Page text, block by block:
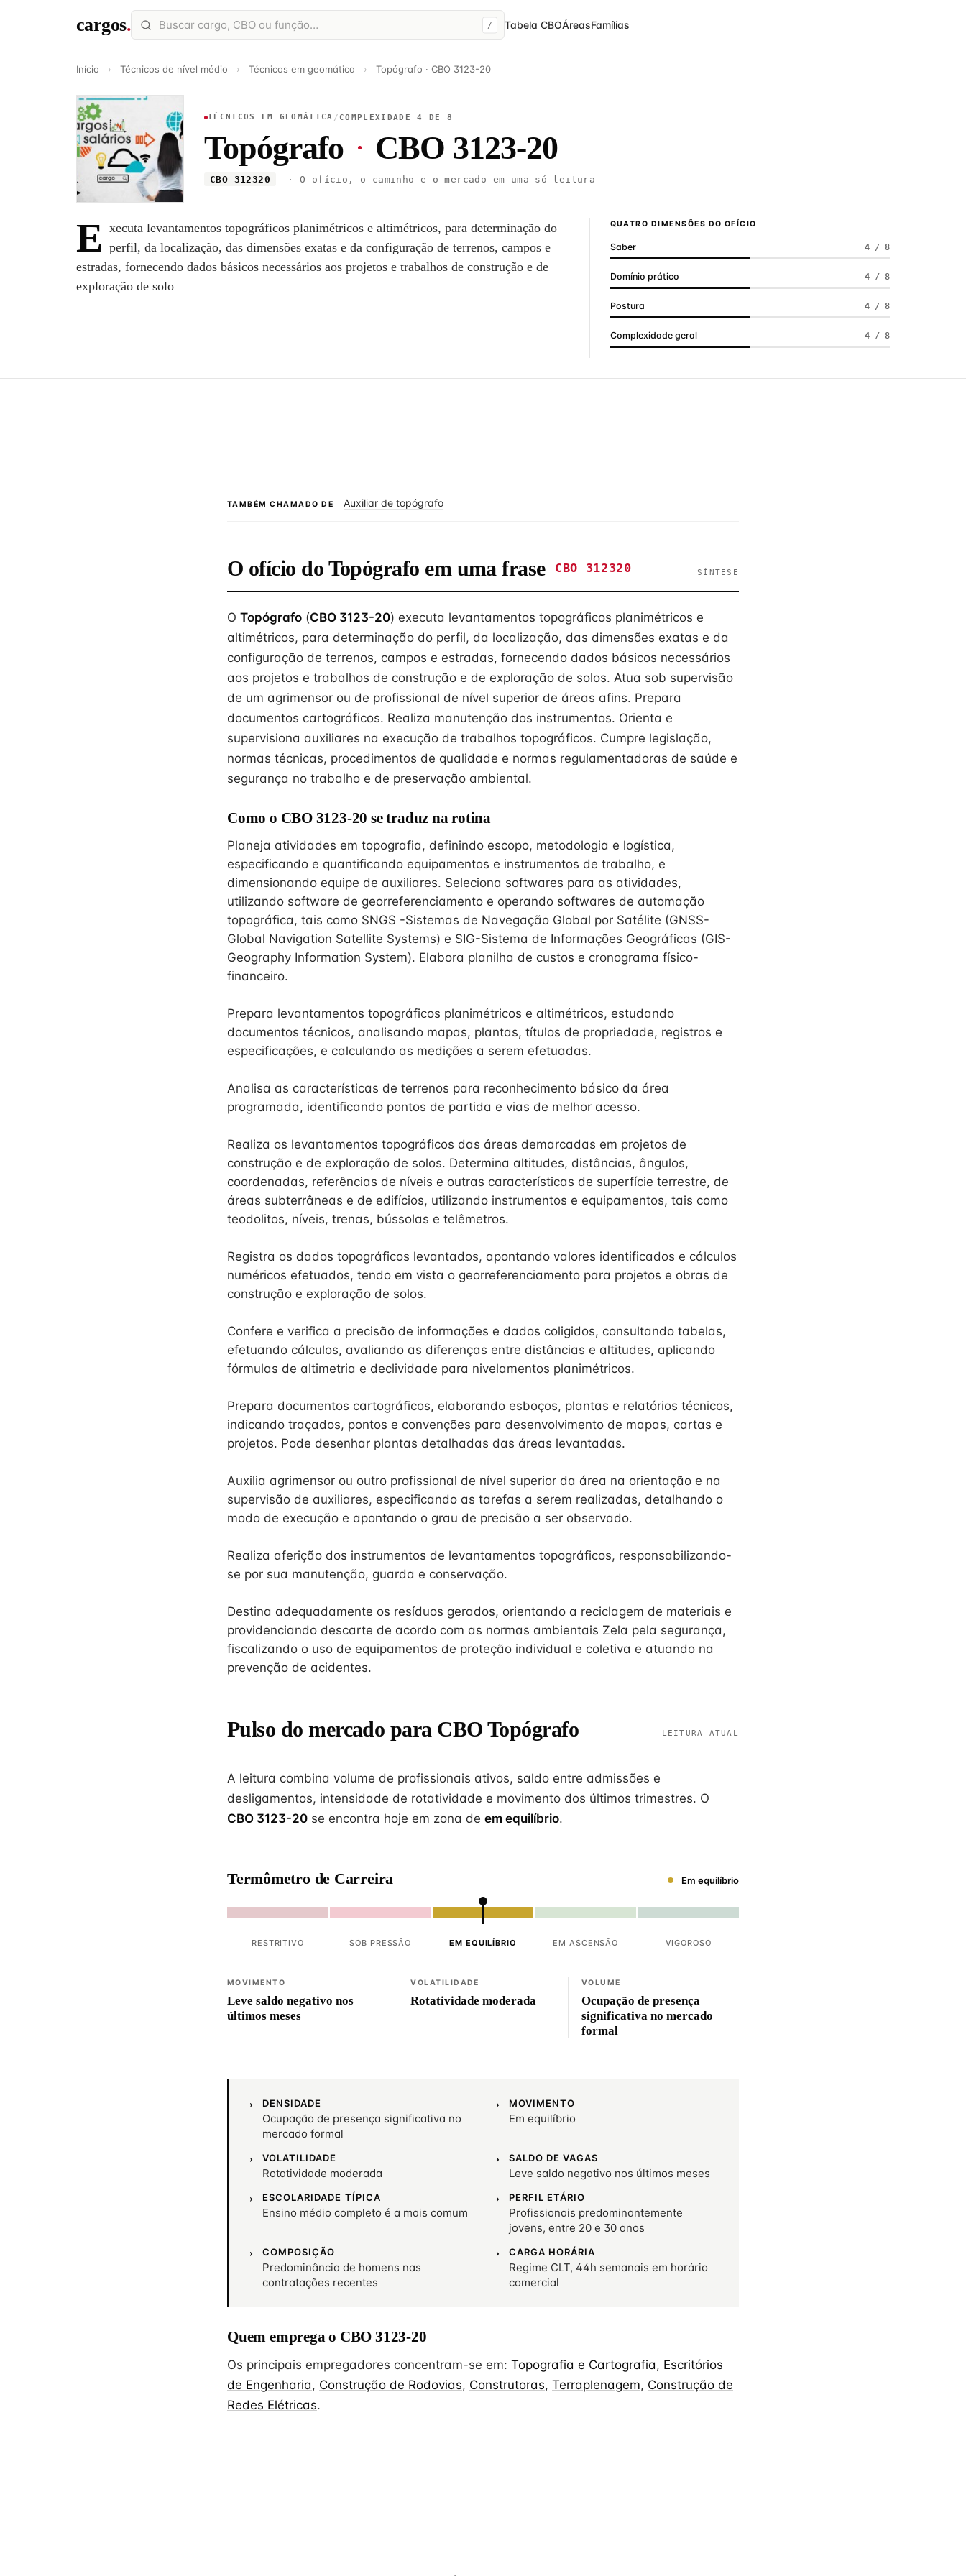
cargos. / Tabela CBOÁreasFamílias
Início › Técnicos de nível médio › Técnicos em geomática › Topógrafo · CBO 3123-20
TÉCNICOS EM GEOMÁTICA / COMPLEXIDADE 4 DE 8
Topógrafo · CBO 3123-20
CBO 312320 · O ofício, o caminho e o mercado em uma só leitura
E xecuta levantamentos topográficos planimétricos e altimétricos, para determinação do
perfil, da localização, das dimensões exatas e da configuração de terrenos, campos e
estradas, fornecendo dados básicos necessários aos projetos e trabalhos de construção e de
exploração de solo
QUATRO DIMENSÕES DO OFÍCIO
Saber 4 / 8
Domínio prático 4 / 8
Postura 4 / 8
Complexidade geral 4 / 8
TAMBÉM CHAMADO DE Auxiliar de topógrafo
O ofício do Topógrafo em uma frase CBO 312320 SÍNTESE
O Topógrafo (CBO 3123-20) executa levantamentos topográficos planimétricos e
altimétricos, para determinação do perfil, da localização, das dimensões exatas e da
configuração de terrenos, campos e estradas, fornecendo dados básicos necessários
aos projetos e trabalhos de construção e de exploração de solos. Atua sob supervisão
de um agrimensor ou de profissional de nível superior de áreas afins. Prepara
documentos cartográficos. Realiza manutenção dos instrumentos. Orienta e
supervisiona auxiliares na execução de trabalhos topográficos. Cumpre legislação,
normas técnicas, procedimentos de qualidade e normas regulamentadoras de saúde e
segurança no trabalho e de preservação ambiental.
Como o CBO 3123-20 se traduz na rotina
Planeja atividades em topografia, definindo escopo, metodologia e logística,
especificando e quantificando equipamentos e instrumentos de trabalho, e
dimensionando equipe de auxiliares. Seleciona softwares para as atividades,
utilizando software de georreferenciamento e operando softwares de automação
topográfica, tais como SNGS -Sistemas de Navegação Global por Satélite (GNSS-
Global Navigation Satellite Systems) e SIG-Sistema de Informações Geográficas (GIS-
Geography Information System). Elabora planilha de custos e cronograma físico-
financeiro.
Prepara levantamentos topográficos planimétricos e altimétricos, estudando
documentos técnicos, analisando mapas, plantas, títulos de propriedade, registros e
especificações, e calculando as medições a serem efetuadas.
Analisa as características de terrenos para reconhecimento básico da área
programada, identificando pontos de partida e vias de melhor acesso.
Realiza os levantamentos topográficos das áreas demarcadas em projetos de
construção e de exploração de solos. Determina altitudes, distâncias, ângulos,
coordenadas, referências de níveis e outras características de superfície terrestre, de
áreas subterrâneas e de edifícios, utilizando instrumentos e equipamentos, tais como
teodolitos, níveis, trenas, bússolas e telêmetros.
Registra os dados topográficos levantados, apontando valores identificados e cálculos
numéricos efetuados, tendo em vista o georreferenciamento para projetos e obras de
construção e exploração de solos.
Confere e verifica a precisão de informações e dados coligidos, consultando tabelas,
efetuando cálculos, avaliando as diferenças entre distâncias e altitudes, aplicando
fórmulas de altimetria e declividade para nivelamentos planimétricos.
Prepara documentos cartográficos, elaborando esboços, plantas e relatórios técnicos,
indicando traçados, pontos e convenções para desenvolvimento de mapas, cartas e
projetos. Pode desenhar plantas detalhadas das áreas levantadas.
Auxilia agrimensor ou outro profissional de nível superior da área na orientação e na
supervisão de auxiliares, especificando as tarefas a serem realizadas, detalhando o
modo de execução e apontando o grau de precisão a ser observado.
Realiza aferição dos instrumentos de levantamentos topográficos, responsabilizando-
se por sua manutenção, guarda e conservação.
Destina adequadamente os resíduos gerados, orientando a reciclagem de materiais e
providenciando descarte de acordo com as normas ambientais Zela pela segurança,
fiscalizando o uso de equipamentos de proteção individual e coletiva e atuando na
prevenção de acidentes.
Pulso do mercado para CBO Topógrafo LEITURA ATUAL
A leitura combina volume de profissionais ativos, saldo entre admissões e
desligamentos, intensidade de rotatividade e movimento dos últimos trimestres. O
CBO 3123-20 se encontra hoje em zona de em equilíbrio.
Termômetro de Carreira Em equilíbrio
RESTRITIVO SOB PRESSÃO EM EQUILÍBRIO EM ASCENSÃO VIGOROSO
MOVIMENTO
Leve saldo negativo nos
últimos meses
VOLATILIDADE
Rotatividade moderada
VOLUME
Ocupação de presença
significativa no mercado
formal
DENSIDADE
Ocupação de presença significativa no
mercado formal
MOVIMENTO
Em equilíbrio
VOLATILIDADE
Rotatividade moderada
SALDO DE VAGAS
Leve saldo negativo nos últimos meses
ESCOLARIDADE TÍPICA
Ensino médio completo é a mais comum
PERFIL ETÁRIO
Profissionais predominantemente
jovens, entre 20 e 30 anos
COMPOSIÇÃO
Predominância de homens nas
contratações recentes
CARGA HORÁRIA
Regime CLT, 44h semanais em horário
comercial
Quem emprega o CBO 3123-20
Os principais empregadores concentram-se em: Topografia e Cartografia, Escritórios
de Engenharia, Construção de Rodovias, Construtoras, Terraplenagem, Construção de
Redes Elétricas.